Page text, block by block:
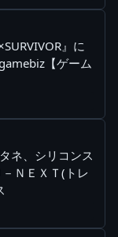
』に
【ゲーム
ネ、シリコンス
ＮＥＸＴ(トレ